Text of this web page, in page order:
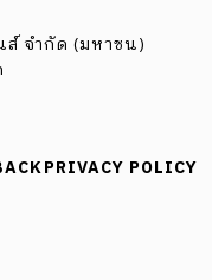
จำกัด (มหาชน)
PRIVACY POLICY